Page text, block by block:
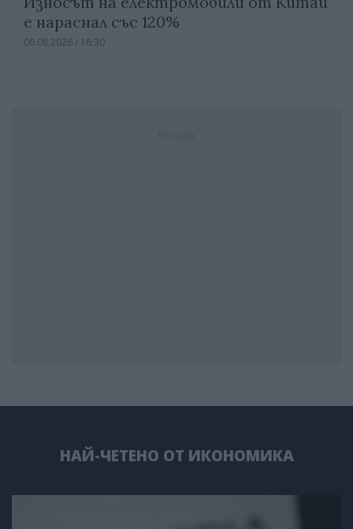
е нараснал със 120%
06.08.2026 / 16:30
НАЙ-ЧЕТЕНО ОТ ИКОНОМИКА